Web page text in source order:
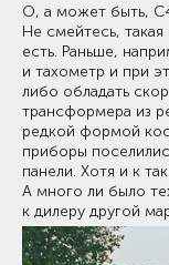
О, а может быть,
Не смейтесь,
есть. Раньше,
и тахометр и при
либо обладать
трансформера из
редкой формой
приборы
панели. Хотя и к
А много ли было
к дилеру другой